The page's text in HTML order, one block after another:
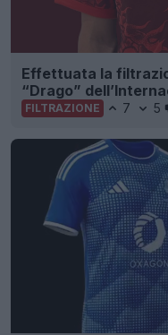
Effettuata la
“Drago”
FILTRAZIONE 7 5